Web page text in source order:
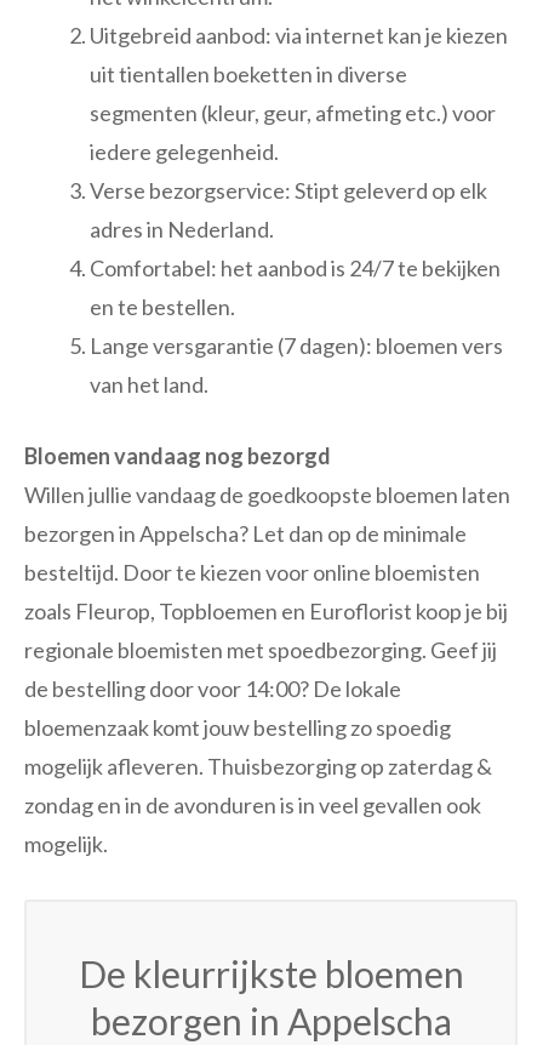
Uitgebreid aanbod: via internet kan je kiezen
uit tientallen boeketten in diverse
segmenten (kleur, geur, afmeting etc.) voor
iedere gelegenheid.
Verse bezorgservice: Stipt geleverd op elk
adres in Nederland.
Comfortabel: het aanbod is 24/7 te bekijken
en te bestellen.
Lange versgarantie (7 dagen): bloemen vers
van het land.
Bloemen vandaag nog bezorgd
Willen jullie vandaag de goedkoopste bloemen laten
bezorgen in Appelscha? Let dan op de minimale
besteltijd. Door te kiezen voor online bloemisten
zoals Fleurop, Topbloemen en Euroflorist koop je bij
regionale bloemisten met spoedbezorging. Geef jij
de bestelling door voor 14:00? De lokale
bloemenzaak komt jouw bestelling zo spoedig
mogelijk afleveren. Thuisbezorging op zaterdag &
zondag en in de avonduren is in veel gevallen ook
mogelijk.
De kleurrijkste bloemen
bezorgen in Appelscha